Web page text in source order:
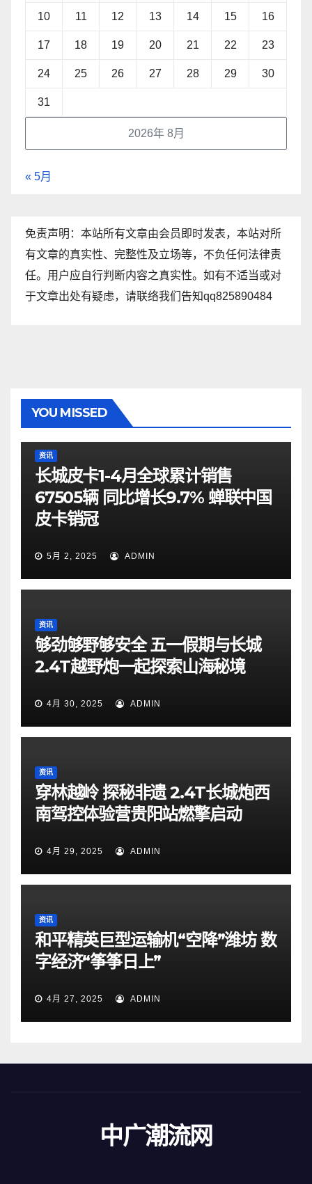
2026年 8月
10 11 12 13 14 15 16
17 18 19 20 21 22 23
24 25 26 27 28 29 30
31
« 5月
免责声明：本站所有文章由会员即时发表，本站对所
有文章的真实性、完整性及立场等，不负任何法律责
任。用户应自行判断内容之真实性。如有不适当或对
于文章出处有疑虑，请联络我们告知qq825890484
YOU MISSED
资讯
长城皮卡1-4月全球累计销售
67505辆 同比增长9.7% 蝉联中国
皮卡销冠
5月 2, 2025 ADMIN
资讯
够劲够野够安全 五一假期与长城
2.4T越野炮一起探索山海秘境
4月 30, 2025 ADMIN
资讯
穿林越岭 探秘非遗 2.4T长城炮西
南驾控体验营贵阳站燃擎启动
4月 29, 2025 ADMIN
资讯
和平精英巨型运输机“空降”潍坊 数
字经济“筝筝日上”
4月 27, 2025 ADMIN
中广潮流网